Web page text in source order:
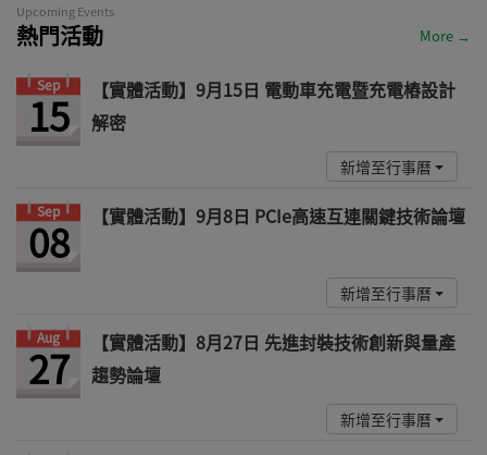
Upcoming Events
熱門活動 More →
Sep
15
【實體活動】9月15日 電動車充電暨充電樁設計
解密
新增至行事曆
Sep
08 【實體活動】9月8日 PCIe高速互連關鍵技術論壇
新增至行事曆
Aug
27
【實體活動】8月27日 先進封裝技術創新與量產
趨勢論壇
新增至行事曆